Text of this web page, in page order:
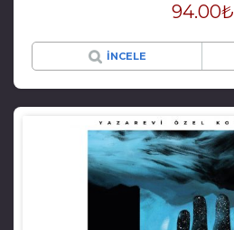
94.00₺
İNCELE